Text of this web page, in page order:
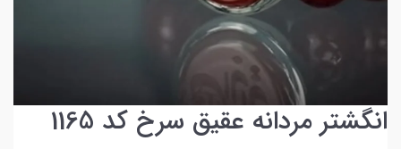
انگشتر مردانه عقیق سرخ کد 1165